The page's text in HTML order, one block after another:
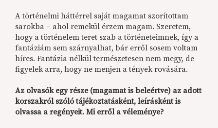
A történelmi háttérrel saját magamat szorítottam
sarokba – ahol remekül érzem magam. Szeretem,
hogy a történelem teret szab a történeteimnek, így a
fantáziám sem szárnyalhat, bár erről sosem voltam
híres. Fantázia nélkül természetesen nem megy, de
figyelek arra, hogy ne menjen a tények rovására.
Az olvasók egy része (magamat is beleértve) az adott
korszakról szóló tájékoztatásként, leírásként is
olvassa a regényeit. Mi erről a véleménye?